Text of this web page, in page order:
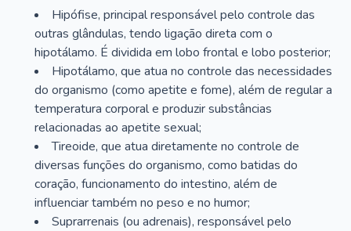
Hipófise, principal responsável pelo controle das
outras glândulas, tendo ligação direta com o
hipotálamo. É dividida em lobo frontal e lobo posterior;
Hipotálamo, que atua no controle das necessidades
do organismo (como apetite e fome), além de regular a
temperatura corporal e produzir substâncias
relacionadas ao apetite sexual;
Tireoide, que atua diretamente no controle de
diversas funções do organismo, como batidas do
coração, funcionamento do intestino, além de
influenciar também no peso e no humor;
Suprarrenais (ou adrenais), responsável pelo